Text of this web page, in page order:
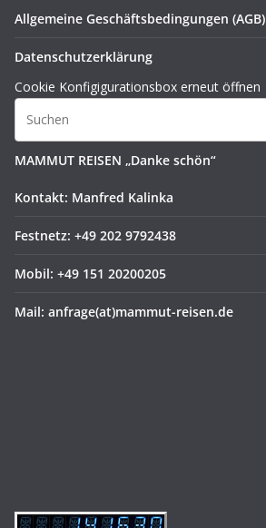
Allgemeine Geschäftsbedingungen (AGB)
Datenschutzerklärung
Cookie Konfigigurationsbox erneut öffnen
MAMMUT REISEN „Danke schön“
Kontakt: Manfred Kalinka
Festnetz: +49 202 9792438
Mobil: +49 151 20200205
Mail: anfrage(at)mammut-reisen.de